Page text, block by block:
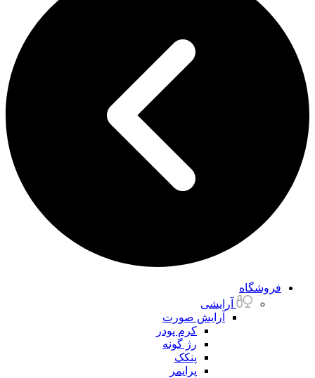
فروشگاه
آرایشی
آرایش صورت
کرم پودر
رژ گونه
پنکک
پرایمر